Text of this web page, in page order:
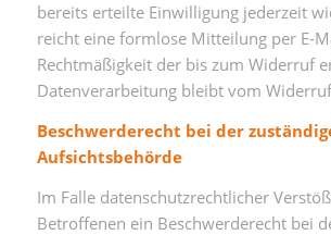
bereits erteilte Einwilligung jederzeit
reicht eine formlose Mitteilung per E-
Rechtmäßigkeit der bis zum Widerruf
Datenverarbeitung bleibt vom
Beschwerderecht bei der
Aufsichtsbehörde
Im Falle datenschutzrechtlicher
Betroffenen ein Beschwerderecht bei